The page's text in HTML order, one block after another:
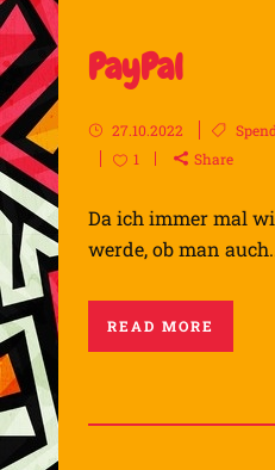
PayPal
27.10.2022
1
Share
Da ich immer mal
werde, ob man
READ MORE